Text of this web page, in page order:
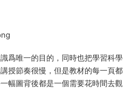
爲唯一的目的，同時也把學習科學
授節奏很慢，但是教材的每一頁都
幅圖背後都是一個需要花時間去觀